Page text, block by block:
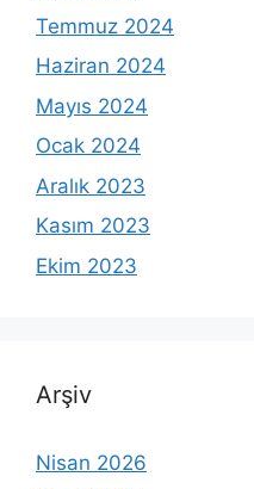
Temmuz 2024
Haziran 2024
Mayıs 2024
Ocak 2024
Aralık 2023
Kasım 2023
Ekim 2023
Arşiv
Nisan 2026